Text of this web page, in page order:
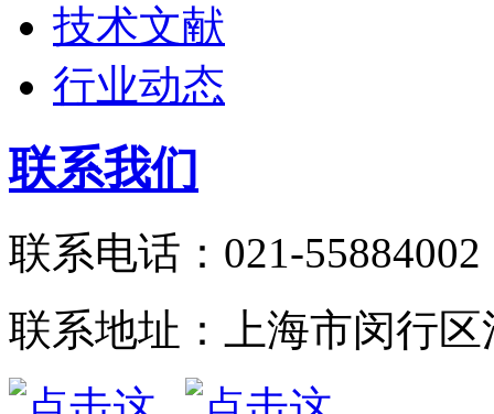
技术文献
行业动态
联系我们
联系电话：021-55884002
联系地址：上海市闵行区